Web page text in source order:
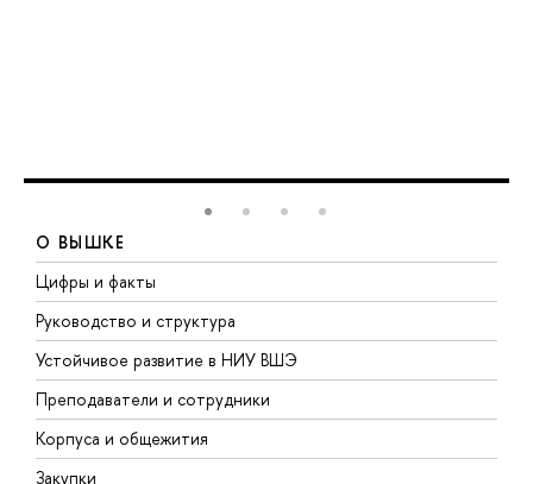
О ВЫШКЕ
Цифры и факты
Руководство и структура
Устойчивое развитие в НИУ ВШЭ
Преподаватели и сотрудники
Корпуса и общежития
Закупки